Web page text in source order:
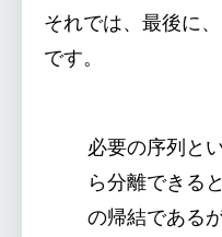
それでは、最後に
です。
必要の序列と
ら分離できる
の帰結である